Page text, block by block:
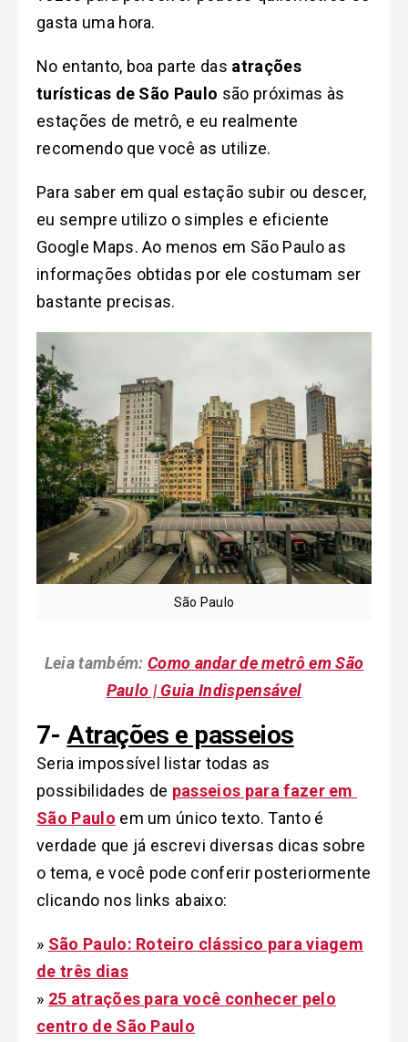
gasta uma hora.
No entanto, boa parte das atrações
turísticas de São Paulo são próximas às
estações de metrô, e eu realmente
recomendo que você as utilize.
Para saber em qual estação subir ou descer,
eu sempre utilizo o simples e eficiente
Google Maps. Ao menos em São Paulo as
informações obtidas por ele costumam ser
bastante precisas.
São Paulo
Leia também: Como andar de metrô em São
Paulo | Guia Indispensável
7-Atrações e passeios
Seria impossível listar todas as
possibilidades de passeios para fazer em
São Paulo em um único texto. Tanto é
verdade que já escrevi diversas dicas sobre
o tema, e você pode conferir posteriormente
clicando nos links abaixo:
» São Paulo: Roteiro clássico para viagem
de três dias
» 25 atrações para você conhecer pelo
centro de São Paulo